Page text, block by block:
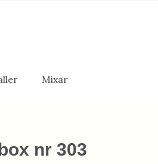
Mixar
nr 303